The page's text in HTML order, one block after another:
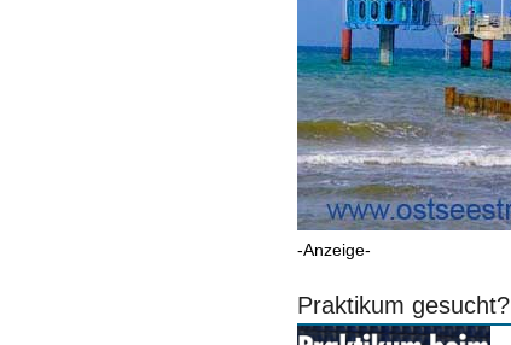
-Anzeige-
Praktikum gesucht?